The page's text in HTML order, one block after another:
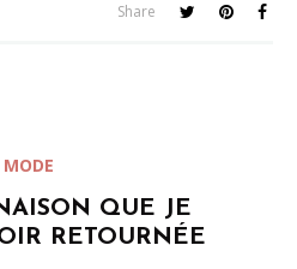
Share
MODE
QUE JE
RETOURNÉE